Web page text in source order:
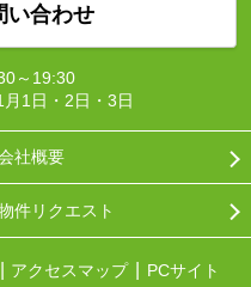
い合わせ
～19:30
1日・2日・3日
社概要
件リクエスト
アクセスマップ
PCサイト